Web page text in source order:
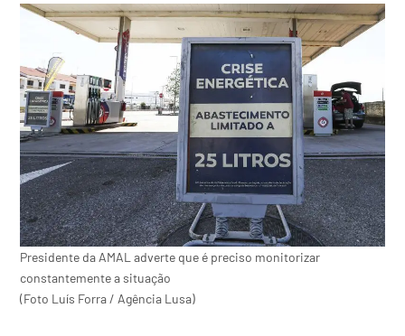
Presidente da AMAL adverte que é preciso monitorizar
constantemente a situação
(Foto Luís Forra / Agência Lusa)